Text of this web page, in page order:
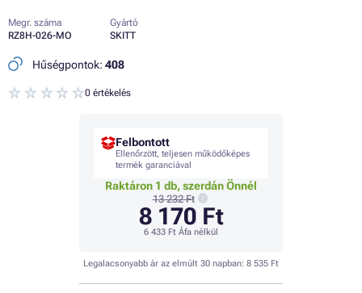
Megr. száma
RZ8H-026-MO
Gyártó
SKITT
Hűségpontok: 408
0 értékelés
Felbontott
Ellenőrzött, teljesen működőképes
termék garanciával
Raktáron 1 db, szerdán Önnél
13 232 Ft
8 170 Ft
6 433 Ft Áfa nélkül
Legalacsonyabb ár az elmúlt 30 napban: 8 535 Ft